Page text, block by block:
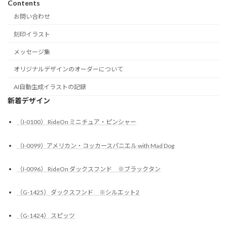
Contents
お問い合わせ
刻印イラスト
メッセージ集
オリジナルデザインのオーダーについて
AI自動生成イラストの記録
新着デザイン
（I-0100） RideOn ミニチュア・ピンシャー
（I-0099）アメリカン・コッカースパニエル with Mad Dog
（I-0096） RideOn ダックスフンド ※ブラックタン
（G-1425） ダックスフンド ※シルエット2
（G-1424） スピッツ